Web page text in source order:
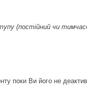
(постійний чи
поки Ви його не